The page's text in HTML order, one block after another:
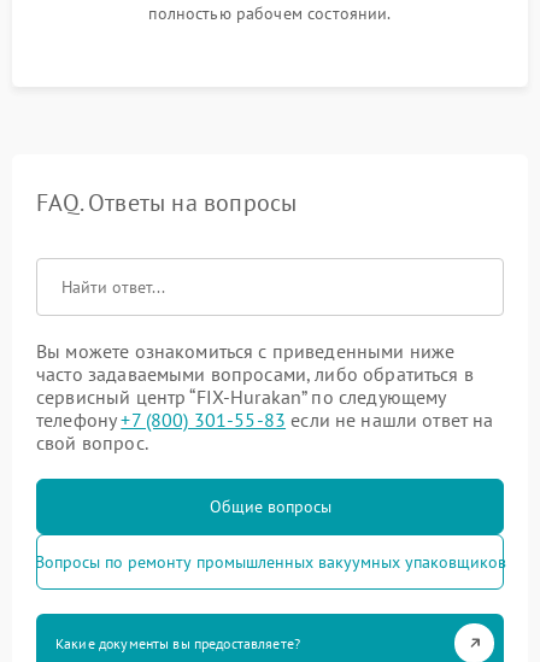
полностью рабочем состоянии.
FAQ. Ответы на вопросы
Вы можете ознакомиться с приведенными ниже
часто задаваемыми вопросами, либо обратиться в
сервисный центр “FIX-Hurakan” по следующему
телефону+7 (800) 301-55-83 если не нашли ответ на
свой вопрос.
Общие вопросы
Вопросы по ремонту промышленных вакуумных упаковщиков
Какие документы вы предоставляете?